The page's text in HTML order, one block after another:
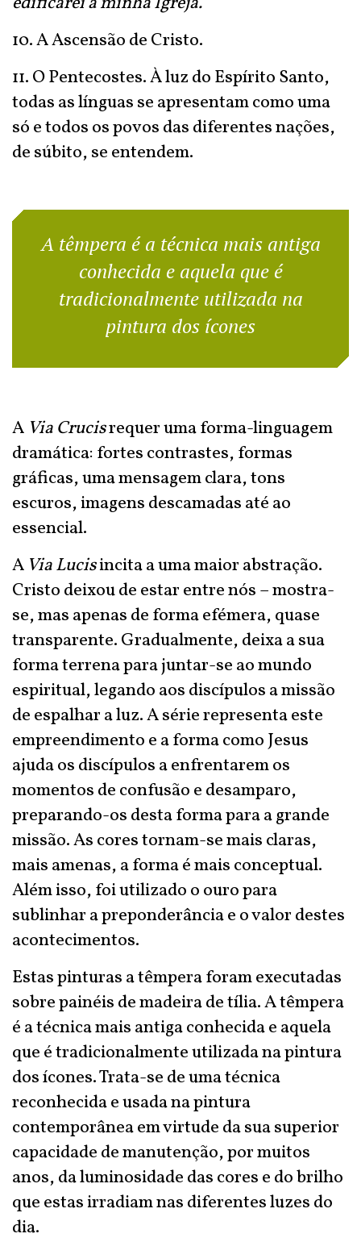
10. A Ascensão de Cristo.
11. O Pentecostes. À luz do Espírito Santo,
todas as línguas se apresentam como uma
só e todos os povos das diferentes nações,
de súbito, se entendem.
A têmpera é a técnica mais antiga
conhecida e aquela que é
tradicionalmente utilizada na
pintura dos ícones
A Via Crucisrequer uma forma-linguagem
dramática: fortes contrastes, formas
gráficas, uma mensagem clara, tons
escuros, imagens descamadas até ao
essencial.
A Via Lucisincita a uma maior abstração.
Cristo deixou de estar entre nós – mostra-
se, mas apenas de forma efémera, quase
transparente. Gradualmente, deixa a sua
forma terrena para juntar-se ao mundo
espiritual, legando aos discípulos a missão
de espalhar a luz. A série representa este
empreendimento e a forma como Jesus
ajuda os discípulos a enfrentarem os
momentos de confusão e desamparo,
preparando-os desta forma para a grande
missão. As cores tornam-se mais claras,
mais amenas, a forma é mais conceptual.
Além isso, foi utilizado o ouro para
sublinhar a preponderância e o valor destes
acontecimentos.
Estas pinturas a têmpera foram executadas
sobre painéis de madeira de tília. A têmpera
é a técnica mais antiga conhecida e aquela
que é tradicionalmente utilizada na pintura
dos ícones. Trata-se de uma técnica
reconhecida e usada na pintura
contemporânea em virtude da sua superior
capacidade de manutenção, por muitos
anos, da luminosidade das cores e do brilho
que estas irradiam nas diferentes luzes do
dia.